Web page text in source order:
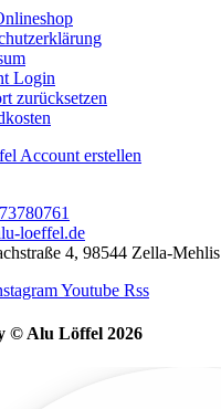
Login
zurücksetzen
Account erstellen
loeffel.de
4, 98544 Zella-Mehlis
Youtube Rss
© Alu Löffel 2026